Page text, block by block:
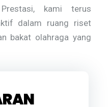
kami terus
dalam ruang riset
bakat olahraga yang